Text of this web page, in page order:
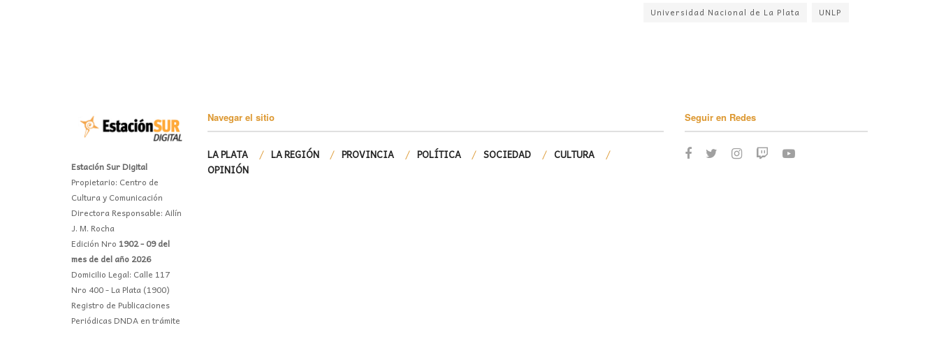
Universidad Nacional de La Plata
UNLP
Estación Sur Digital
Propietario: Centro de
Cultura y Comunicación
Directora Responsable: Ailín
J. M. Rocha
Edición Nro 1902 - 09 del
mes de del año 2026
Domicilio Legal: Calle 117
Nro 400 - La Plata (1900)
Registro de Publicaciones
Periódicas DNDA en trámite
Navegar el sitio
LA PLATA LA REGIÓN PROVINCIA POLÍTICA SOCIEDAD
CULTURA
OPINIÓN
Seguir en Redes